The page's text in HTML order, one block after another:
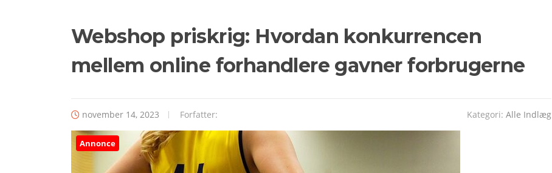
Webshop priskrig: Hvordan konkurrencen
mellem online forhandlere gavner forbrugerne
november 14, 2023 Forfatter: Kategori: Alle Indlæg
Annonce